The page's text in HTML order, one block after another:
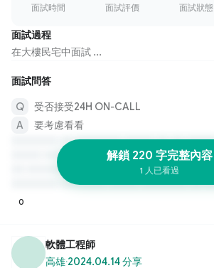
面試時間 面試評價 面試狀態
面試過程
在大樓民宅中面試 ...
面試問答
受否接受24H ON-CALL
要考慮看看
解鎖 220 字完整內容
1 人已看過
0
軟體工程師
高雄·2024.04.14 分享